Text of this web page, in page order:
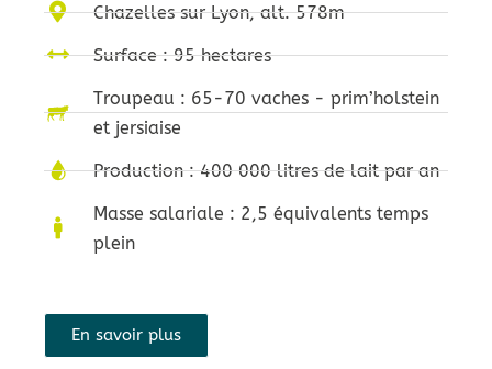
Chazelles sur Lyon, alt. 578m
Surface : 95 hectares
Troupeau : 65-70 vaches - prim’holstein
et jersiaise
Production : 400 000 litres de lait par an
Masse salariale : 2,5 équivalents temps
plein
En savoir plus